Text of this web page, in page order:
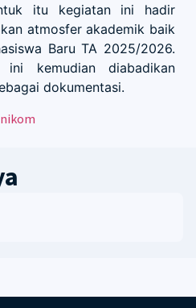
itu kegiatan ini hadir
atmosfer akademik baik
Baru TA 2025/2026.
ini kemudian diabadikan
dokumentasi.